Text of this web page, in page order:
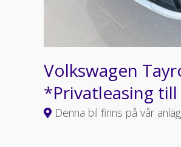
Volkswagen
*Privatleasing till
Denna bil finns på vår